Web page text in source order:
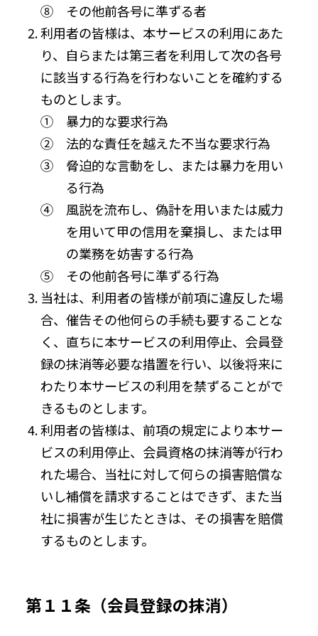
⑧ その他前各号に準ずる者
利用者の皆様は、本サービスの利用にあた
り、自らまたは第三者を利用して次の各号
に該当する行為を行わないことを確約する
ものとします。
① 暴力的な要求行為
② 法的な責任を越えた不当な要求行為
③ 脅迫的な言動をし、または暴力を用い
る行為
④ 風説を流布し、偽計を用いまたは威力
を用いて甲の信用を棄損し、または甲
の業務を妨害する行為
⑤ その他前各号に準ずる行為
当社は、利用者の皆様が前項に違反した場
合、催告その他何らの手続も要することな
く、直ちに本サービスの利用停止、会員登
録の抹消等必要な措置を行い、以後将来に
わたり本サービスの利用を禁ずることがで
きるものとします。
利用者の皆様は、前項の規定により本サー
ビスの利用停止、会員資格の抹消等が行わ
れた場合、当社に対して何らの損害賠償な
いし補償を請求することはできず、また当
社に損害が生じたときは、その損害を賠償
するものとします。
第１１条（会員登録の抹消）